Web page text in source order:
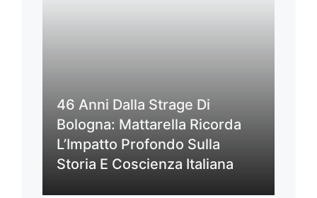
46 Anni Dalla Strage Di
Bologna: Mattarella Ricorda
L’Impatto Profondo Sulla
Storia E Coscienza Italiana